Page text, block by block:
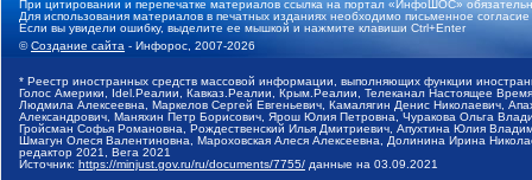
При цитировании и перепечатке материалов ссылка на портал «ИнфоШОС»
Для использования материалов в печатных изданиях необходимо письменное
Если вы увидели ошибку, выделите ее мышкой и нажмите клавиши Ctrl+Enter
©Создание сайта - Инфорос, 2007-2026
* Реестр иностранных средств массовой информации, выполняющих функции
Голос Америки, Idel.Реалии, Кавказ.Реалии, Крым.Реалии, Телеканал Настоящее
Людмила Алексеевна, Маркелов Сергей Евгеньевич, Камалягин Денис Николаевич,
Александрович, Маняхин Петр Борисович, Ярош Юлия Петровна, Чуракова Ольга
Гройсман Софья Романовна, Рождественский Илья Дмитриевич, Апухтина Юлия
Шмагун Олеся Валентиновна, Мароховская Алеся Алексеевна, Долинина Ирина
редактор 2021, Вега 2021
Источник: https://minjust.gov.ru/ru/documents/7755/ данные на 03.09.2021